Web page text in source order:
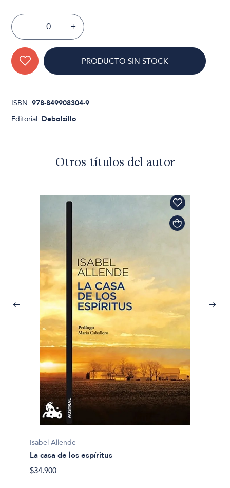
- +
PRODUCTO SIN STOCK
ISBN:978-849908304-9
Editorial: Debolsillo
Otros títulos del autor
Isabel Allende
La casa de los espíritus
$34.900